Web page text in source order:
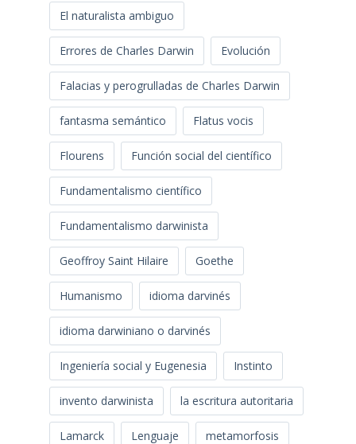
El naturalista ambiguo
Errores de Charles Darwin Evolución
Falacias y perogrulladas de Charles Darwin
fantasma semántico Flatus vocis
Flourens Función social del científico
Fundamentalismo científico
Fundamentalismo darwinista
Geoffroy Saint Hilaire Goethe
Humanismo idioma darvinés
idioma darwiniano o darvinés
Ingeniería social y Eugenesia Instinto
invento darwinista la escritura autoritaria
Lamarck Lenguaje metamorfosis